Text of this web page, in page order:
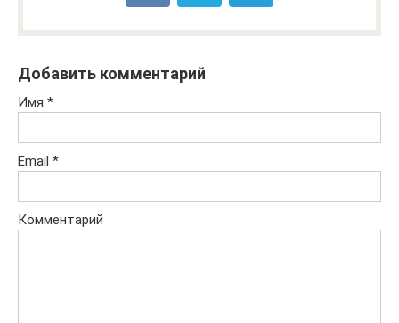
Добавить комментарий
Имя *
Email *
Комментарий